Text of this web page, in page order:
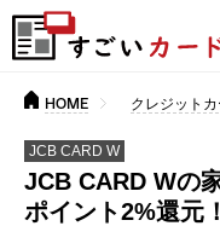
HOME クレジット
JCB CARD W
JCB CARD Wの
ポイント2%還元！